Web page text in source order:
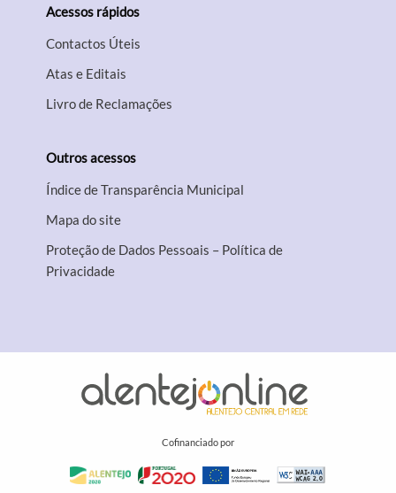
Acessos rápidos
Contactos Úteis
Atas e Editais
Livro de Reclamações
Outros acessos
Índice de Transparência Municipal
Mapa do site
Proteção de Dados Pessoais – Política de
Privacidade
Cofinanciado por